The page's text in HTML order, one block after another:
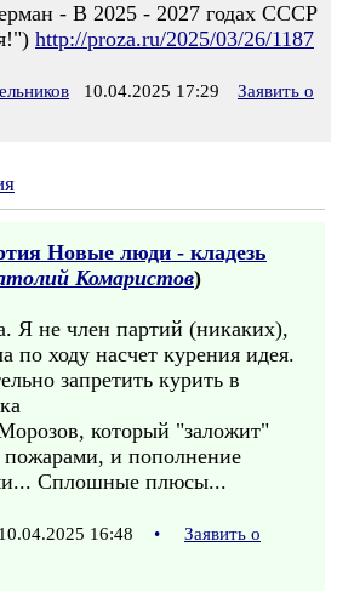
- В 2025 - 2027 годах СССР
http://proza.ru/2025/03/26/1187
10.04.2025 17:29
Заявить о
Новые люди - кладезь
Комаристов)
Я не член партий (никаких),
по ходу насчет курения идея.
запретить курить в
который "заложит"
и пополнение
Сплошные плюсы...
16:48 •
Заявить о